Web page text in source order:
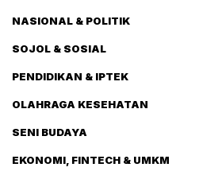
NASIONAL & POLITIK
SOJOL & SOSIAL
PENDIDIKAN & IPTEK
OLAHRAGA KESEHATAN
SENI BUDAYA
EKONOMI, FINTECH & UMKM